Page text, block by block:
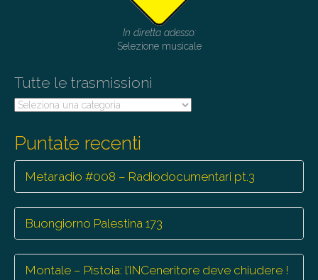
In diretta adesso:
Selezione musicale
Tutte le trasmissioni
Tutte
Puntate recenti
Metaradio #008 – Radiodocumentari pt.3
Buongiorno Palestina 173
Montale – Pistoia: l’INCeneritore deve chiudere !